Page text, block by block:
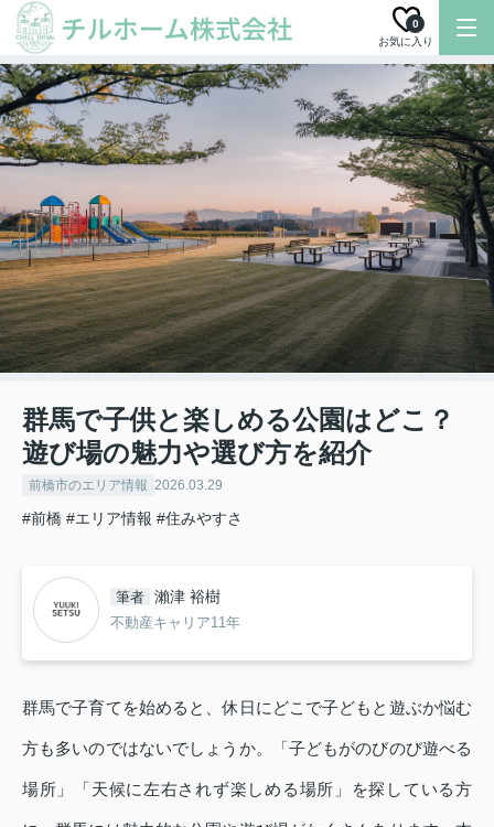
お気に入り
0
群馬で子供と楽しめる公園はどこ？
遊び場の魅力や選び方を紹介
前橋市のエリア情報 2026.03.29
#前橋 #エリア情報 #住みやすさ
筆者 瀨津 裕樹
不動産キャリア11年
群馬で子育てを始めると、休日にどこで子どもと遊ぶか悩む
方も多いのではないでしょうか。「子どもがのびのび遊べる
場所」「天候に左右されず楽しめる場所」を探している方